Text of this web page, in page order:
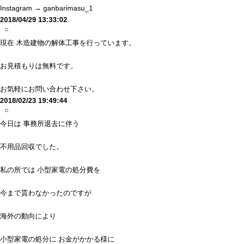
Instagram → ganbarimasu_1
2018/04/29 13:33:02
現在 木造建物の解体工事を行っています。
お見積もりは無料です。
お気軽にお問い合わせ下さい。
2018/02/23 19:49:44
今日は 事務所退去に伴う
不用品回収でした。
私の所では 小型家電の処分費を
今まで貰わなかったのですが
海外の動向により
小型家電の処分に お金がかかる様に